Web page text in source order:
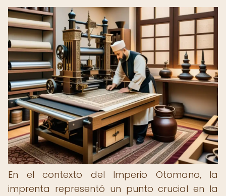
En el contexto del Imperio Otomano, la
imprenta representó un punto crucial en la